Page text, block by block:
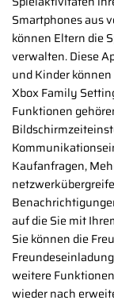
Smartphones aus
können Eltern die
verwalten. Diese
und Kinder
Xbox Family
Funktionen
Kaufanfragen,
auf die Sie mit
Sie können die
weitere
wieder nach